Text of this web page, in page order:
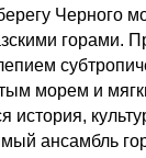
Черного
горами.
морем и
история,
ансамбль